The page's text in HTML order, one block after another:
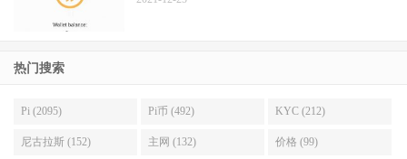
热门搜索
Pi (2095) Pi币 (492) KYC (212)
尼古拉斯 (152) 主网 (132) 价格 (99)